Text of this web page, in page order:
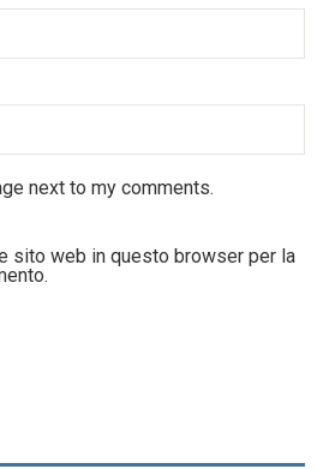
next to my comments.
sito web in questo browser per la